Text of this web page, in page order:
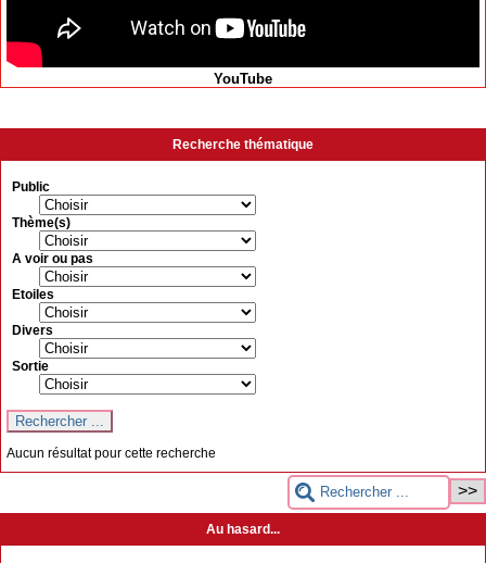
YouTube
Recherche thématique
Public
Thème(s)
A voir ou pas
Etoiles
Divers
Sortie
Aucun résultat pour cette recherche
Au hasard...